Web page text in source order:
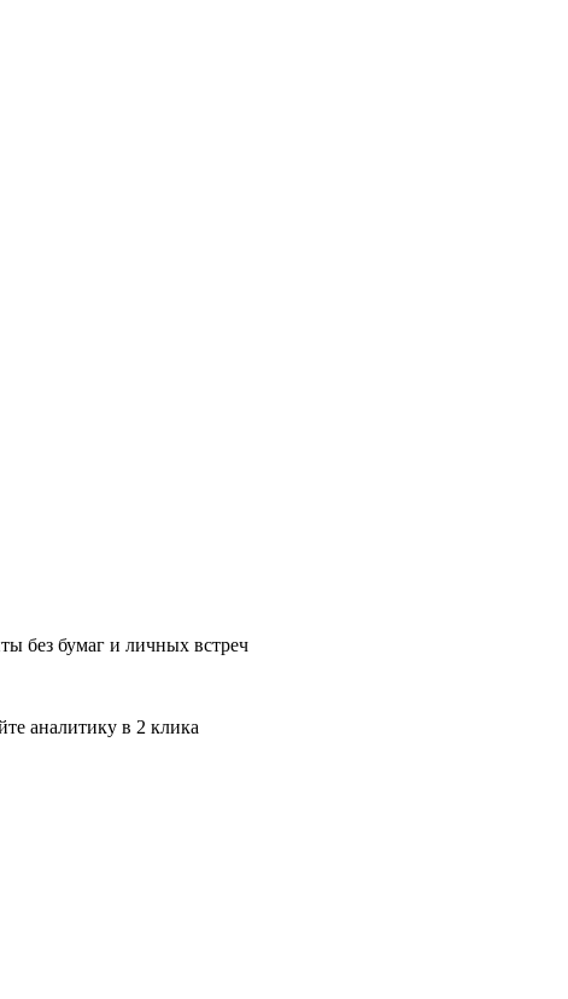
без бумаг и личных встреч
аналитику в 2 клика